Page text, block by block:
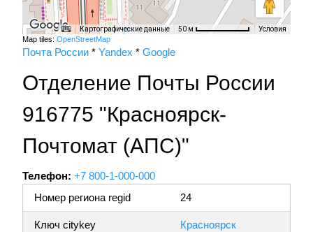
Картографические данные 50 м Условия
Map tiles: OpenStreetMap
Почта России * Yandex * Google
Отделение Почты России
916775 "Красноярск-
Почтомат (АПС)"
Телефон: +7 800-1-000-000
Номер региона regid
24
Ключ citykey Красноярск